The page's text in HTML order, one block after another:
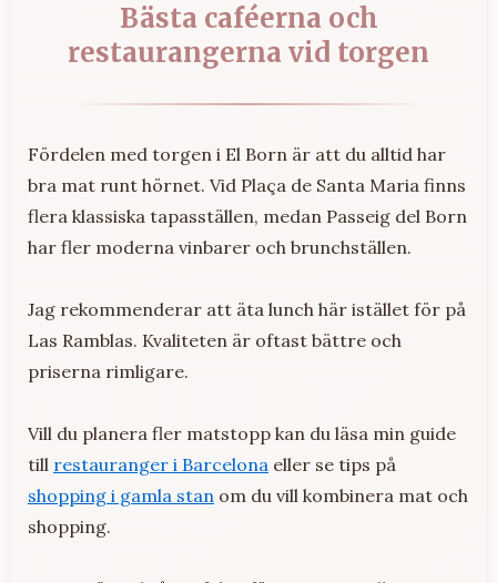
Bästa caféerna och
restaurangerna vid torgen
Fördelen med torgen i El Born är att du alltid har
bra mat runt hörnet. Vid Plaça de Santa Maria finns
flera klassiska tapasställen, medan Passeig del Born
har fler moderna vinbarer och brunchställen.
Jag rekommenderar att äta lunch här istället för på
Las Ramblas. Kvaliteten är oftast bättre och
priserna rimligare.
Vill du planera fler matstopp kan du läsa min guide
till restauranger i Barcelona eller se tips på
shopping i gamla stan om du vill kombinera mat och
shopping.